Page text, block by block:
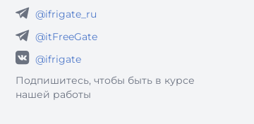
@ifrigate_ru
@itFreeGate
@ifrigate
Подпишитесь, чтобы быть в курсе
нашей работы